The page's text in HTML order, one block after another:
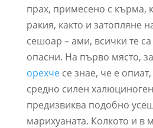
прах, примесено с кърма,
ракия, както и затопляне
сешоар – ами, всички те
опасни. На първо място, за
орехчесе знае, че е
средно силен
предизвиква подобно
марихуаната. Колкото и в